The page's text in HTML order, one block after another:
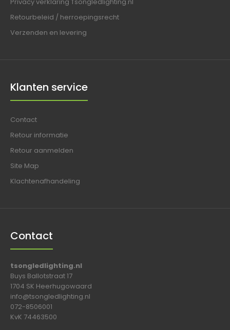
Retourbeleid / herroepingsrecht
Verzenden en levering
Klanten service
Contact
Retour informatie
Retour aanmelden
Site Map
Klachtenafhandeling
Contact
tsongledlighting.nl
Buys Ballotstraat 17
1704 SK Heerhugowaard
info@tsongledlighting.nl
072-8506001
KvK 74463500